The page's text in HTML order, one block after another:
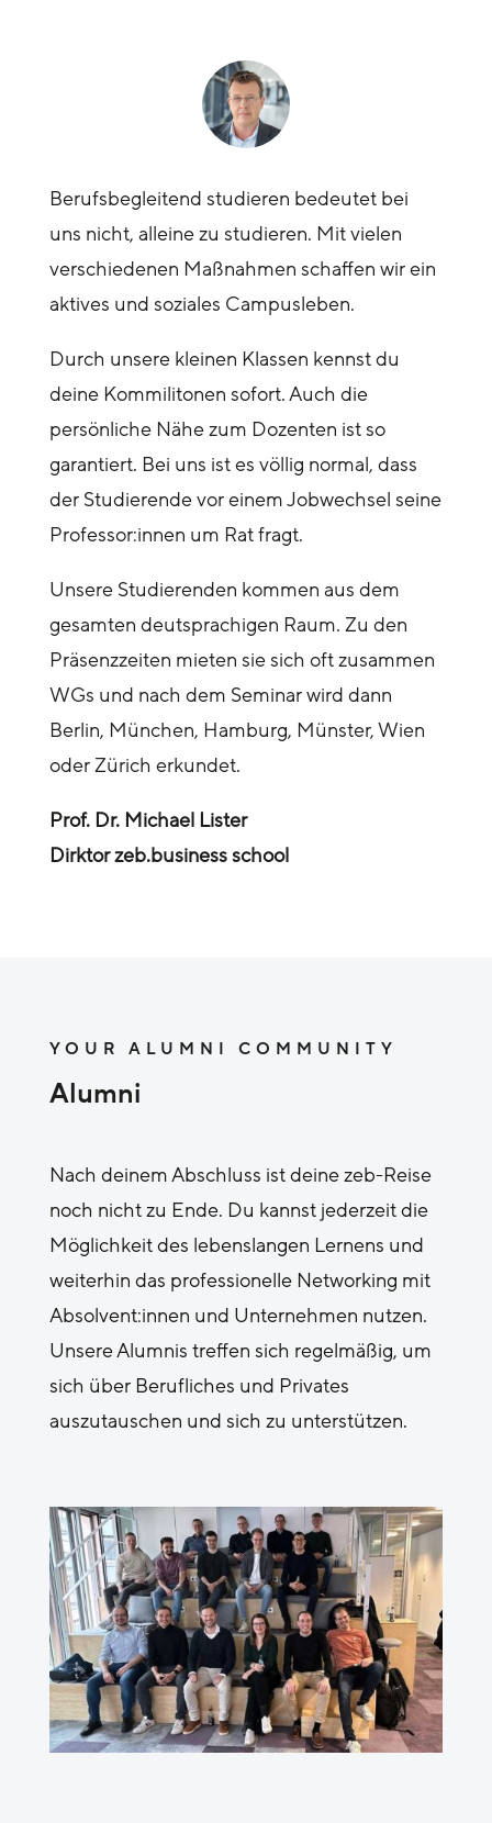
Berufsbegleitend studieren bedeutet bei
uns nicht, alleine zu studieren. Mit vielen
verschiedenen Maßnahmen schaffen wir ein
aktives und soziales Campusleben.
Durch unsere kleinen Klassen kennst du
deine Kommilitonen sofort. Auch die
persönliche Nähe zum Dozenten ist so
garantiert. Bei uns ist es völlig normal, dass
der Studierende vor einem Jobwechsel seine
Professor:innen um Rat fragt.
Unsere Studierenden kommen aus dem
gesamten deutsprachigen Raum. Zu den
Präsenzzeiten mieten sie sich oft zusammen
WGs und nach dem Seminar wird dann
Berlin, München, Hamburg, Münster, Wien
oder Zürich erkundet.
Prof. Dr. Michael Lister
Dirktor zeb.business school
YOUR ALUMNI COMMUNITY
Alumni
Nach deinem Abschluss ist deine zeb-Reise
noch nicht zu Ende. Du kannst jederzeit die
Möglichkeit des lebenslangen Lernens und
weiterhin das professionelle Networking mit
Absolvent:innen und Unternehmen nutzen.
Unsere Alumnis treffen sich regelmäßig, um
sich über Berufliches und Privates
auszutauschen und sich zu unterstützen.